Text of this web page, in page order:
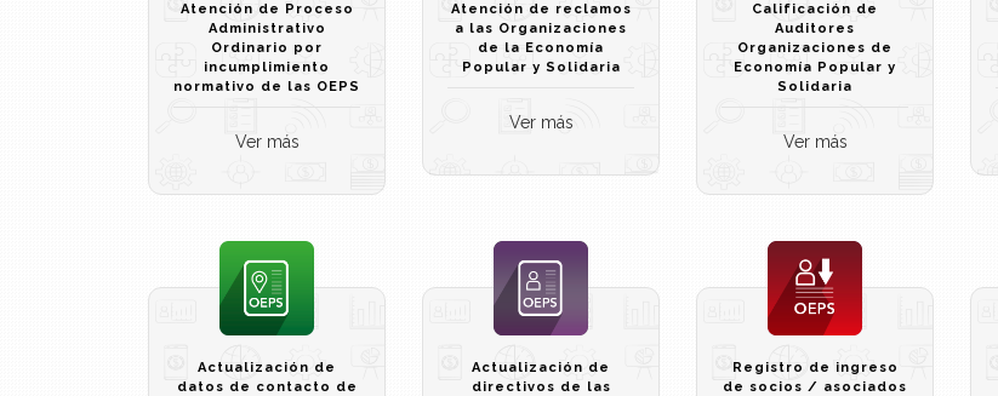
Atención de Proceso
Administrativo
Ordinario por
incumplimiento
normativo de las OEPS
Ver más
Atención de reclamos
a las Organizaciones
de la Economía
Popular y Solidaria
Ver más
Calificación de
Auditores
Organizaciones de
Economía Popular y
Solidaria
Ver más
Actualización de
datos de contacto de
Actualización de
directivos de las
Registro de ingreso
de socios / asociados